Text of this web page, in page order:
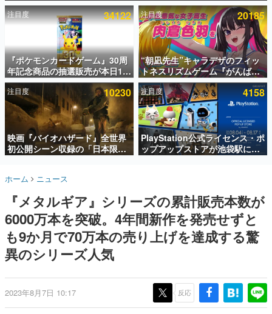
電ファミのいま読まれている記事ランキング
アプリセール情報
インタビュー
連載・特集一覧
殿堂入り記事
SNS拡散数が数千以上！ ページビュー数万以上！ などな
ど。多くの人々に読まれた、電ファミ渾身の“殿堂入り”記
事をまとめました。
名作ゲームクリエイターの方々に製作時のエピソードをお
きます。
赫本
この物語を解いてはいけない。『赫本』は、〈試験問題〉
の形をした短編ホラー小説集です。
これからのデジタルゲーム市場を担う若きクリエイター達
の姿を追い、彼らのルーツと情熱を探っていきます。
注目度 34122
『ポケモンカードゲーム』30周
年記念商品の抽選販売が本日12
時より開始。拡張パック「30th
CELEBRATION」のボックス
に、「プレミアムデッキセット
エーフィ・ブラッキー」
「FUTURISTIC BOX」の計3商
品
注目度 20185
“朝凪先生”キャラデザのフィッ
トネスリズムゲーム『がんば
れ！チアリズム』Steamストア
ページが公開。キャラクターの
CVは陽向葵ゅかさん
注目度 10230
映画『バイオハザード』全世界
初公開シーン収録の「日本限
定」予告映像が解禁。バイオの
「ラクーンシティ総合病院」へ
注目度 4158
PlayStation公式ライセンス・ポ
ップアップストアが池袋駅にて
期間限定で開催。夏のアパレル
ホーム ニュース
『メタルギア』シリーズの累計販売本数が
6000万本を突破。4年間新作を発売せずと
も9か月で70万本の売り上げを達成する驚
異のシリーズ人気
2023年8月7日 10:17 反応